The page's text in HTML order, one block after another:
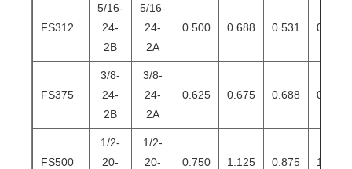
FS312
5/16-
24-
2B
5/16-
24-
2A
0.500 0.688 0.531 0.563
FS375
3/8-
24-
2B
3/8-
24-
2A
0.625 0.675 0.688 0.750
FS500
1/2-
20-
1/2-
20-
0.750 1.125 0.875 1.000